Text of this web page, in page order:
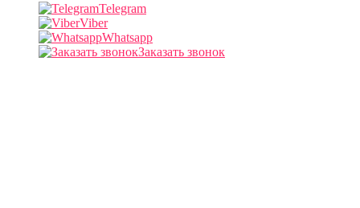
Telegram
Viber
Whatsapp
Заказать звонок